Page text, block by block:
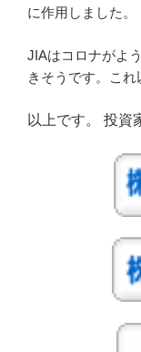
に作用しました。
JIAはコロナがよ
きそうです。これ
以上です。 投資